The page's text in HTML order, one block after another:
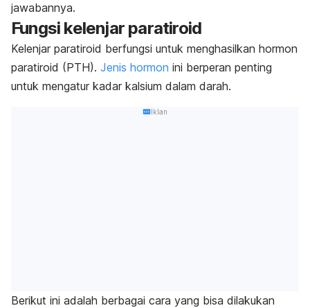
jawabannya.
Fungsi kelenjar paratiroid
Kelenjar paratiroid berfungsi untuk menghasilkan hormon
paratiroid (PTH). Jenis hormon ini berperan penting
untuk mengatur kadar kalsium dalam darah.
Iklan
Berikut ini adalah berbagai cara yang bisa dilakukan